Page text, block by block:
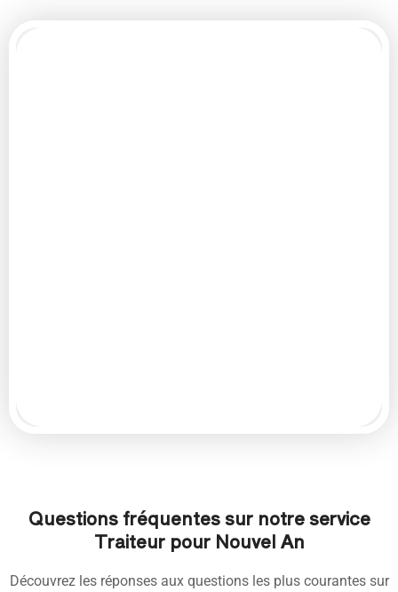
Questions fréquentes sur notre service
Traiteur pour Nouvel An
Découvrez les réponses aux questions les plus courantes sur